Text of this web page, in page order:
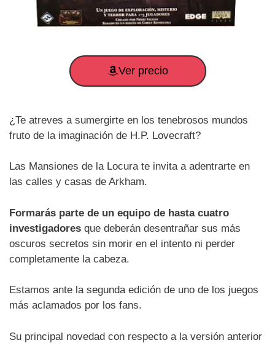
Ver precio
¿Te atreves a sumergirte en los tenebrosos mundos
fruto de la imaginación de H.P. Lovecraft?
Las Mansiones de la Locura te invita a adentrarte en
las calles y casas de Arkham.
Formarás parte de un equipo de hasta cuatro
investigadores que deberán desentrañar sus más
oscuros secretos sin morir en el intento ni perder
completamente la cabeza.
Estamos ante la segunda edición de uno de los juegos
más aclamados por los fans.
Su principal novedad con respecto a la versión anterior